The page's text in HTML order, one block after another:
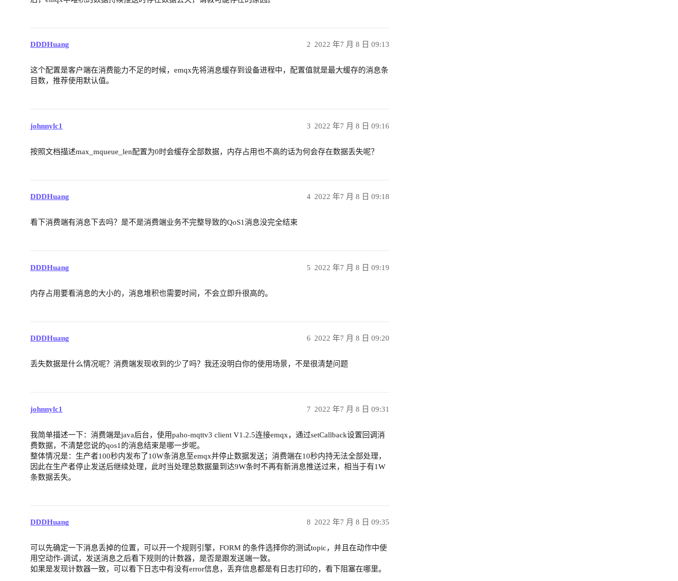
DDDHuang 2022 年7 月 8 日 09:13
2
这个配置是客户端在消费能力不足的时候，emqx先将消息缓存到设备进程中，配置值就是最大缓存的消息条
目数，推荐使用默认值。
johnnylc1 2022 年7 月 8 日 09:16
3
按照文档描述max_mqueue_len配置为0时会缓存全部数据，内存占用也不高的话为何会存在数据丢失呢？
DDDHuang 2022 年7 月 8 日 09:18
4
看下消费端有消息下去吗？是不是消费端业务不完整导致的QoS1消息没完全结束
DDDHuang 2022 年7 月 8 日 09:19
5
内存占用要看消息的大小的，消息堆积也需要时间，不会立即升很高的。
DDDHuang 2022 年7 月 8 日 09:20
6
丢失数据是什么情况呢？消费端发现收到的少了吗？我还没明白你的使用场景，不是很清楚问题
johnnylc1 2022 年7 月 8 日 09:31
7
我简单描述一下：消费端是java后台，使用paho-mqttv3 client V1.2.5连接emqx，通过setCallback设置回调消
费数据，不清楚您说的qos1的消息结束是哪一步呢。
整体情况是：生产者100秒内发布了10W条消息至emqx并停止数据发送；消费端在10秒内持无法全部处理，
因此在生产者停止发送后继续处理，此时当处理总数据量到达9W条时不再有新消息推送过来，相当于有1W
条数据丢失。
DDDHuang 2022 年7 月 8 日 09:35
8
可以先确定一下消息丢掉的位置，可以开一个规则引擎，FORM 的条件选择你的测试topic，并且在动作中使
用空动作-调试，发送消息之后看下规则的计数器，是否是跟发送端一致。
如果是发现计数器一致，可以看下日志中有没有error信息，丢弃信息都是有日志打印的，看下阻塞在哪里。